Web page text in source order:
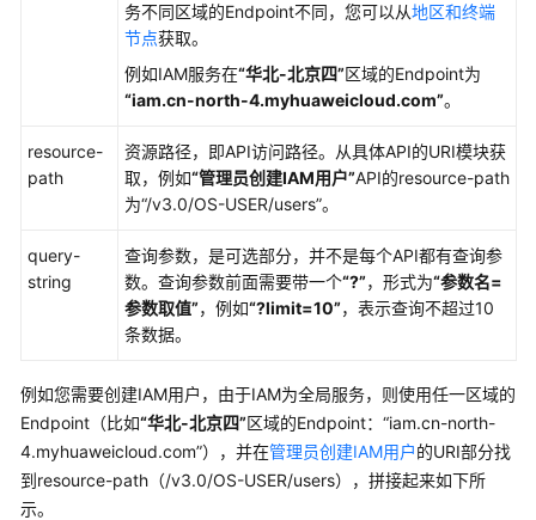
佳
开
API
参
考
务不同区域的Endpoint不同，您可以从地区和终端
节点获取。
例如IAM服务在“华北-北京四”区域的Endpoint为
“iam.cn-north-4.myhuaweicloud.com”。
resource-
path
资源路径，即API访问路径。从具体API的URI模块获
取，例如“管理员创建IAM用户”API的resource-path
为“/v3.0/OS-USER/users”。
query-
string
查询参数，是可选部分，并不是每个API都有查询参
数。查询参数前面需要带一个“?”，形式为“参数名=
参数取值”，例如“?limit=10”，表示查询不超过10
条数据。
例如您需要创建IAM用户，由于IAM为全局服务，则使用任一区域的
Endpoint（比如“华北-北京四”区域的Endpoint：“iam.cn-north-
4.myhuaweicloud.com”），并在管理员创建IAM用户的URI部分找
到resource-path（/v3.0/OS-USER/users），拼接起来如下所
示。